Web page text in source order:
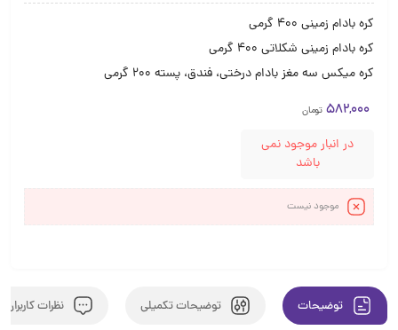
کره بادام زمینی 400 گرمی
کره بادام زمینی شکلاتی 400 گرمی
کره میکس سه مغز بادام درختی، فندق، پسته 200 گرمی
582,000 تومان
در انبار موجود نمی
باشد
موجود نیست
توضیحات توضیحات تکمیلی نظرات کاربران